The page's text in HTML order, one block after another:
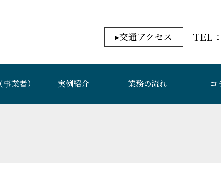
交通アクセス
業者） 実例紹介 業務の流れ コ